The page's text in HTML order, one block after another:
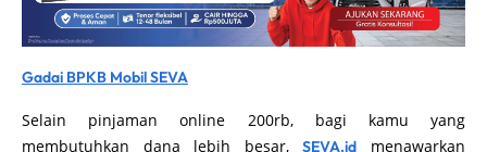
Gadai BPKB Mobil SEVA
Selain pinjaman online 200rb, bagi kamu yang
membutuhkan dana lebih besar,SEVA.id menawarkan